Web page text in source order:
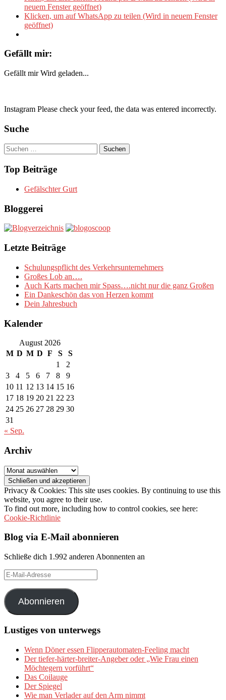
neuem Fenster geöffnet)
Klicken, um auf WhatsApp zu teilen (Wird in neuem Fenster
geöffnet)
Gefällt mir:
Gefällt mir Wird geladen...
Instagram Please check your feed, the data was entered incorrectly.
Suche
Suchen
nach:
Top Beiträge
Gefälschter Gurt
Bloggerei
Letzte Beiträge
Schulungspflicht des Verkehrsunternehmers
Großes Lob an….
Auch Karts machen mir Spass….nicht nur die ganz Großen
Ein Dankeschön das von Herzen kommt
Dein Jahresbuch
Kalender
August 2026
M D M D F S
S
1
2
3
4 5 6 7 8
9
10 11 12 13 14 15 16
17 18 19 20 21 22 23
24 25 26 27 28 29 30
31
« Sep.
Archiv
Archiv
Privacy & Cookies: This site uses cookies. By continuing to use this
website, you agree to their use.
To find out more, including how to control cookies, see here:
Cookie-Richtlinie
Blog via E-Mail abonnieren
Schließe dich 1.992 anderen Abonnenten an
E-
Mail-
Adresse
Abonnieren
Lustiges von unterwegs
Wenn Döner essen Flipperautomaten-Feeling macht
Der tiefer-härter-breiter-Angeber oder „Wie Frau einen
Möchtegern vorführt“
Das Coilauge
Der Spiegel
Wie man Verlader auf den Arm nimmt